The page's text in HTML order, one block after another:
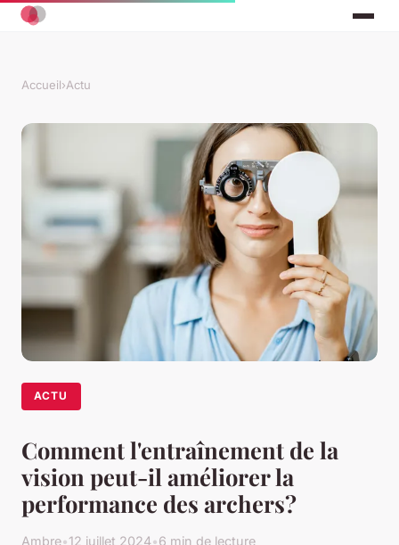
Accueil›Actu
ACTU
Comment l'entraînement de la
vision peut-il améliorer la
performance des archers?
Ambre•12 juillet 2024•6 min de lecture